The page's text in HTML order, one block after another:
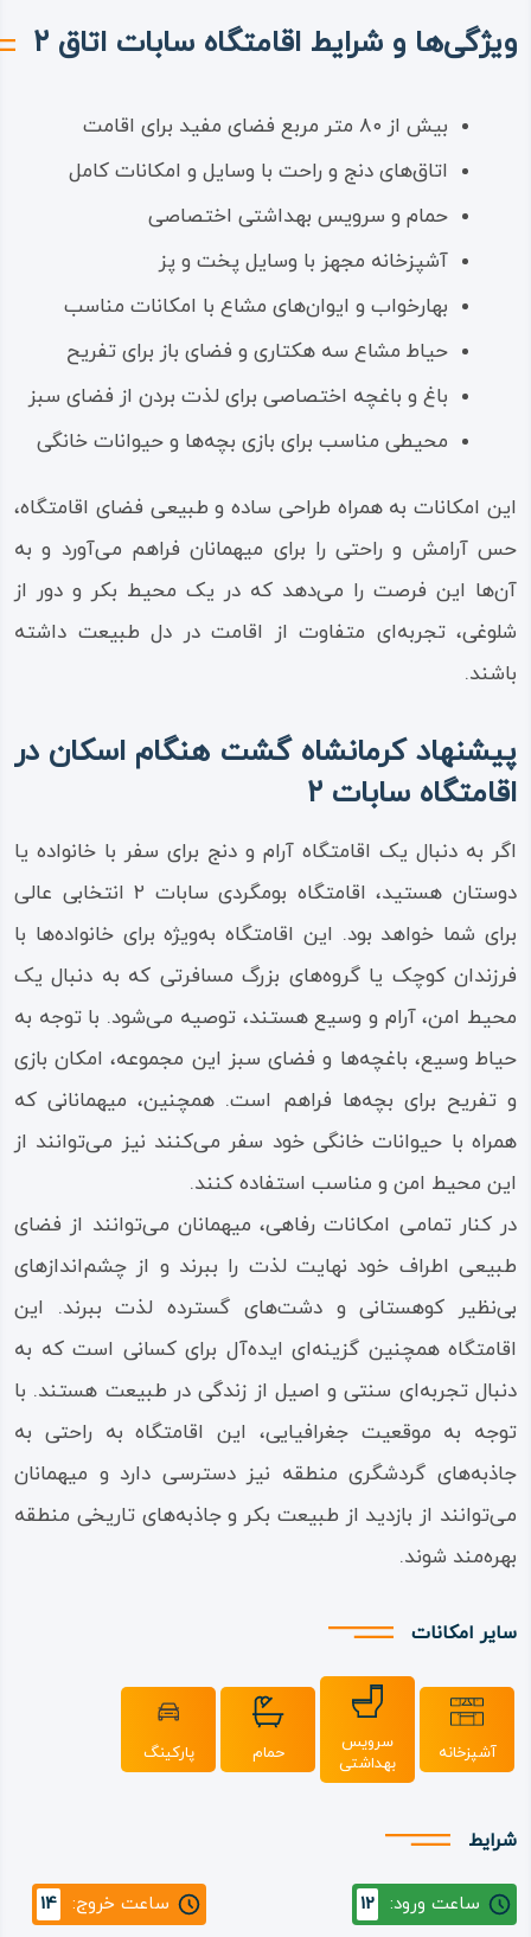
ویژگی‌ها و شرایط اقامتگاه سابات اتاق ۲
بیش از ۸۰ متر مربع فضای مفید برای اقامت
اتاق‌های دنج و راحت با وسایل و امکانات کامل
حمام و سرویس بهداشتی اختصاصی
آشپزخانه مجهز با وسایل پخت و پز
بهارخواب و ایوان‌های مشاع با امکانات مناسب
حیاط مشاع سه هکتاری و فضای باز برای تفریح
باغ و باغچه اختصاصی برای لذت بردن از فضای سبز
محیطی مناسب برای بازی بچه‌ها و حیوانات خانگی
این امکانات به همراه طراحی ساده و طبیعی فضای اقامتگاه،
حس آرامش و راحتی را برای میهمانان فراهم می‌آورد و به
آن‌ها این فرصت را می‌دهد که در یک محیط بکر و دور از
شلوغی، تجربه‌ای متفاوت از اقامت در دل طبیعت داشته
باشند.
پیشنهاد کرمانشاه گشت هنگام اسکان در
اقامتگاه سابات ۲
اگر به دنبال یک اقامتگاه آرام و دنج برای سفر با خانواده یا
دوستان هستید، اقامتگاه بومگردی سابات ۲ انتخابی عالی
برای شما خواهد بود. این اقامتگاه به‌ویژه برای خانواده‌ها با
فرزندان کوچک یا گروه‌های بزرگ مسافرتی که به دنبال یک
محیط امن، آرام و وسیع هستند، توصیه می‌شود. با توجه به
حیاط وسیع، باغچه‌ها و فضای سبز این مجموعه، امکان بازی
و تفریح برای بچه‌ها فراهم است. همچنین، میهمانانی که
همراه با حیوانات خانگی خود سفر می‌کنند نیز می‌توانند از
این محیط امن و مناسب استفاده کنند.
در کنار تمامی امکانات رفاهی، میهمانان می‌توانند از فضای
طبیعی اطراف خود نهایت لذت را ببرند و از چشم‌اندازهای
بی‌نظیر کوهستانی و دشت‌های گسترده لذت ببرند. این
اقامتگاه همچنین گزینه‌ای ایده‌آل برای کسانی است که به
دنبال تجربه‌ای سنتی و اصیل از زندگی در طبیعت هستند. با
توجه به موقعیت جغرافیایی، این اقامتگاه به راحتی به
جاذبه‌های گردشگری منطقه نیز دسترسی دارد و میهمانان
می‌توانند از بازدید از طبیعت بکر و جاذبه‌های تاریخی منطقه
بهره‌مند شوند.
سایر امکانات
آشپزخانه
سرویس
بهداشتی
حمام پارکینگ
شرایط
ساعت ورود: 12 ساعت خروج: 14